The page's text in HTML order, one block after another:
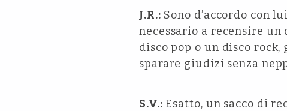
J.R.: Sono d’accordo con
necessario a recensire un
disco pop o un disco
sparare giudizi senza
S.V.: Esatto, un sacco di